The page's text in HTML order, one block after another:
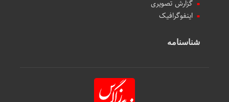
گزارش تصویری
اینفوگرافیک
شناسنامه